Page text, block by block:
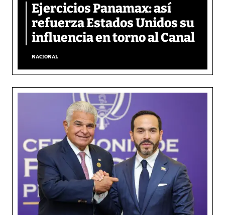
Ejercicios Panamax: así
refuerza Estados Unidos su
influencia en torno al Canal
NACIONAL